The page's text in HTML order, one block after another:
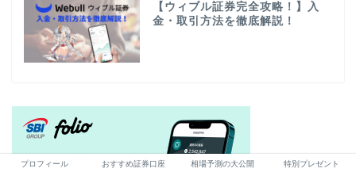
【ウィブル証券完全攻略！】入
金・取引方法を徹底解説！
プロフィール おすすめ証券口座 相場予測の大公開 特別プレゼント